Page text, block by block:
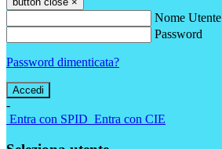
Nome Utente
Password
Password dimenticata?
-
Entra con SPID Entra con CIE